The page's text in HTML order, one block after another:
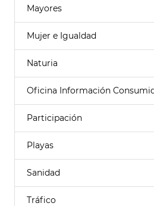
Mayores
Mujer e Igualdad
Naturia
Oficina Información
Participación
Playas
Sanidad
Tráfico